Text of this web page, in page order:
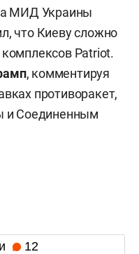
МИД Украины
что Киеву сложно
Patriot.
, комментируя
противоракет,
и Соединенным
12